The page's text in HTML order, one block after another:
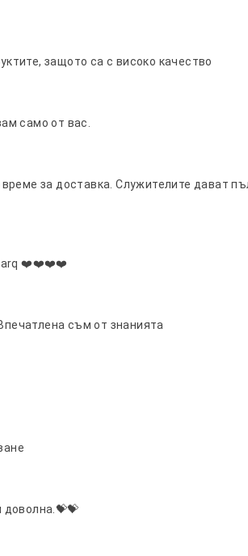
защото са с високо качество
само от вас.
за доставка. Служителите дават
❤️❤️❤️❤️
съм от знанията
доволна.💝💝